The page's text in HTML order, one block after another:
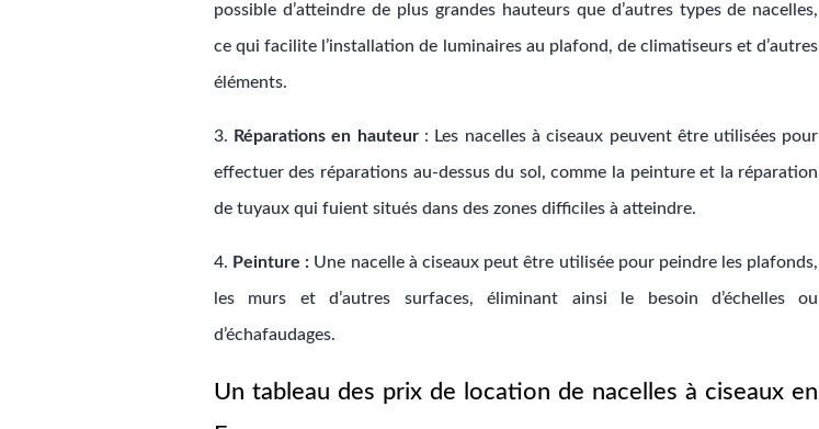
possible d’atteindre de plus grandes hauteurs que d’autres types de nacelles,
ce qui facilite l’installation de luminaires au plafond, de climatiseurs et d’autres
éléments.
3. Réparations en hauteur: Les nacelles à ciseaux peuvent être utilisées pour
effectuer des réparations au-dessus du sol, comme la peinture et la réparation
de tuyaux qui fuient situés dans des zones difficiles à atteindre.
4. Peinture : Une nacelle à ciseaux peut être utilisée pour peindre les plafonds,
les murs et d’autres surfaces, éliminant ainsi le besoin d’échelles ou
d’échafaudages.
Un tableau des prix de location de nacelles à ciseaux en